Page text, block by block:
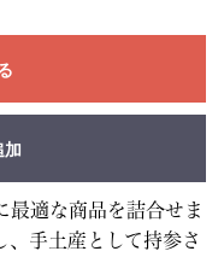
加
最適な商品を詰合せま
、手土産として持参さ